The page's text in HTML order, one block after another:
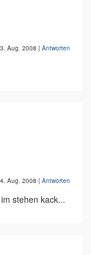
Aug. 2008 | Antworten
Aug. 2008 | Antworten
stehen kack...